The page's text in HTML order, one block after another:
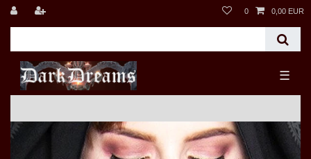
0 0,00 EUR
☰